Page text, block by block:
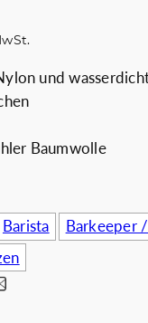
Coffee Lovers
und
Baumwolle
Barista Barkeeper